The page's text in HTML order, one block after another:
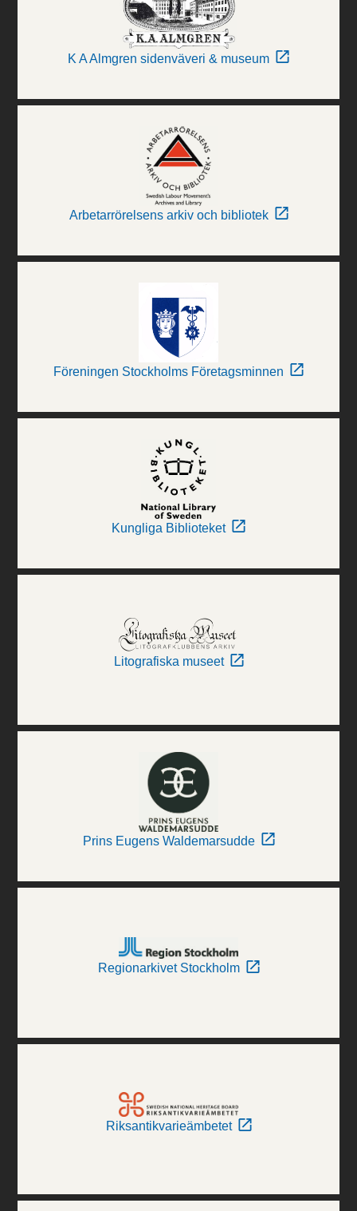
K A Almgren sidenväveri & museum
Arbetarrörelsens arkiv och bibliotek
Föreningen Stockholms Företagsminnen
Kungliga Biblioteket
Litografiska museet
Prins Eugens Waldemarsudde
Regionarkivet Stockholm
Riksantikvarieämbetet